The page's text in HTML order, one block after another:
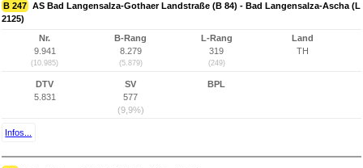
B 247 AS Bad Langensalza-Gothaer Landstraße (B 84) - Bad Langensalza-Ascha (L
2125)
Nr.
9.941
(10.985)
B-Rang
8.279
(5.879)
L-Rang
319
(249)
Land
TH
DTV
5.831
SV
577
(9,9%)
BPL
Infos...